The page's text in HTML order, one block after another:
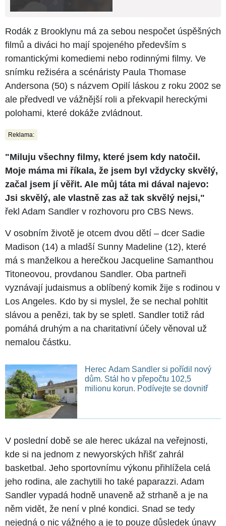
Rodák z Brooklynu má za sebou nespočet úspěšných
filmů a diváci ho mají spojeného především s
romantickými komediemi nebo rodinnými filmy. Ve
snímku režiséra a scénáristy Paula Thomase
Andersona (50) s názvem Opilí láskou z roku 2002 se
ale předvedl ve vážnější roli a překvapil hereckými
polohami, které dokáže zvládnout.
Reklama:
"Miluju všechny filmy, které jsem kdy natočil.
Moje máma mi říkala, že jsem byl vždycky skvělý,
začal jsem jí věřit. Ale můj táta mi dával najevo:
Jsi skvělý, ale vlastně zas až tak skvělý nejsi,"
řekl Adam Sandler v rozhovoru pro CBS News.
V osobním životě je otcem dvou dětí – dcer Sadie
Madison (14) a mladší Sunny Madeline (12), které
má s manželkou a herečkou Jacqueline Samanthou
Titoneovou, provdanou Sandler. Oba partneři
vyznávají judaismus a oblíbený komik žije s rodinou v
Los Angeles. Kdo by si myslel, že se nechal pohltit
slávou a penězi, tak by se spletl. Sandler totiž rád
pomáhá druhým a na charitativní účely věnoval už
nemalou částku.
Herec Adam Sandler si pořídil nový
dům. Stál ho v přepočtu 102,5
milionu korun. Podívejte se dovnitř
V poslední době se ale herec ukázal na veřejnosti,
kde si na jednom z newyorských hřišť zahrál
basketbal. Jeho sportovnímu výkonu přihlížela celá
jeho rodina, ale zachytili ho také paparazzi. Adam
Sandler vypadá hodně unaveně až strhaně a je na
něm vidět, že není v plné kondici. Snad se tedy
nejedná o nic vážného a je to pouze důsledek únavy